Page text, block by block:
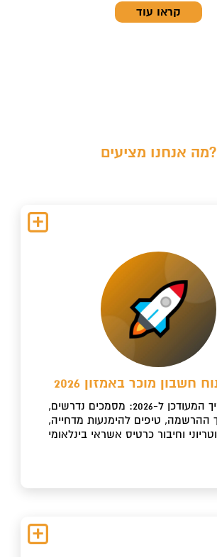
קראו עוד
מה אנחנו מציעים?
חשבון מוכר באמזון 2026
המדריך המעודכן ל-2026: מסמכים נדרשים,
ההרשמה, טיפים להימנעות מדחייה,